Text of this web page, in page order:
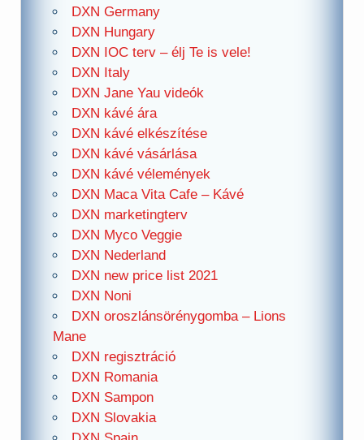
DXN Germany
DXN Hungary
DXN IOC terv – élj Te is vele!
DXN Italy
DXN Jane Yau videók
DXN kávé ára
DXN kávé elkészítése
DXN kávé vásárlása
DXN kávé vélemények
DXN Maca Vita Cafe – Kávé
DXN marketingterv
DXN Myco Veggie
DXN Nederland
DXN new price list 2021
DXN Noni
DXN oroszlánsörénygomba – Lions
Mane
DXN regisztráció
DXN Romania
DXN Sampon
DXN Slovakia